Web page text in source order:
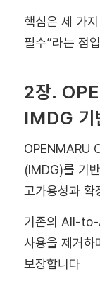
핵심은 세 가
필수”라는 점
2장.
IMDG 기
OPENMARU
(IMDG)를 기
고가용성과 확
기존의 All-to-
사용을 제거하
보장합니다